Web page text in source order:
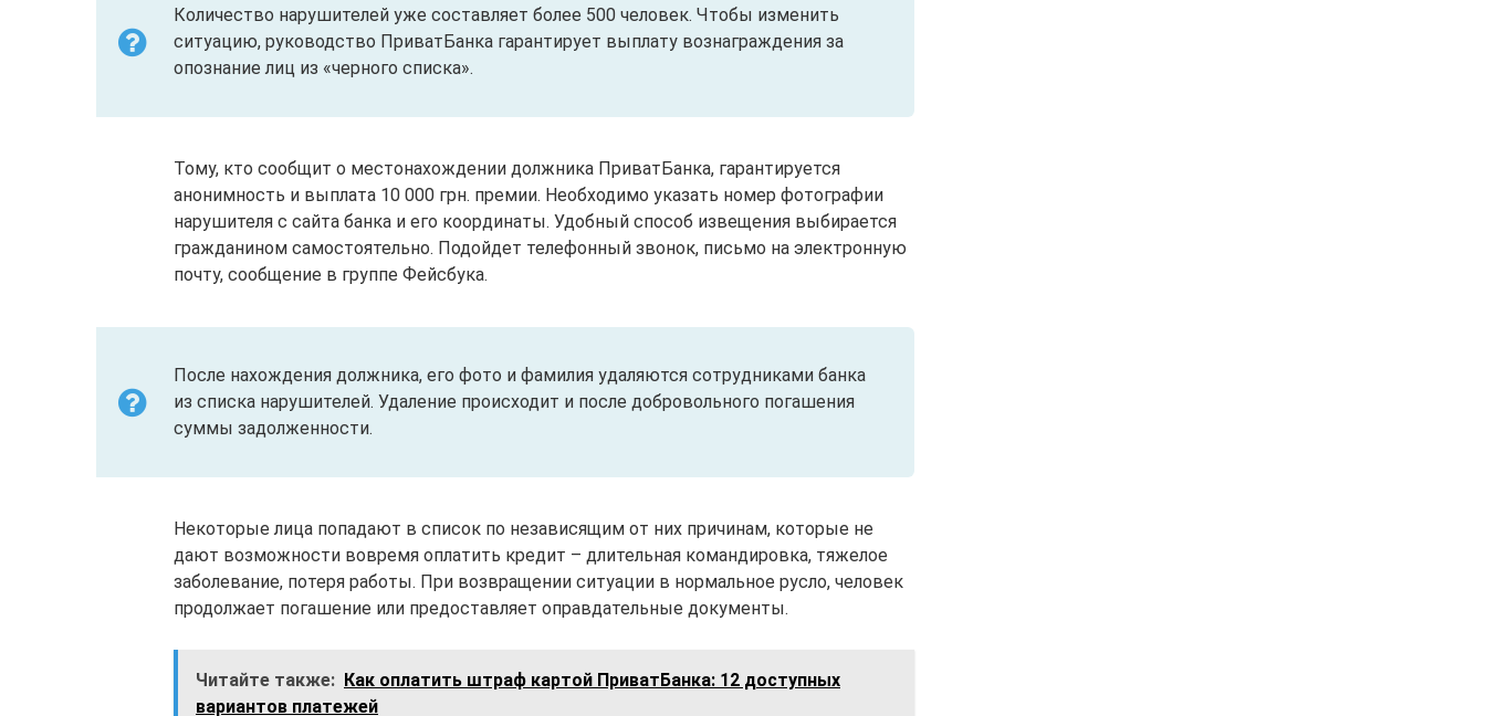
Количество нарушителей уже составляет более 500 человек. Чтобы изменить
ситуацию, руководство ПриватБанка гарантирует выплату вознаграждения за
опознание лиц из «черного списка».
Тому, кто сообщит о местонахождении должника ПриватБанка, гарантируется
анонимность и выплата 10 000 грн. премии. Необходимо указать номер фотографии
нарушителя с сайта банка и его координаты. Удобный способ извещения выбирается
гражданином самостоятельно. Подойдет телефонный звонок, письмо на электронную
почту, сообщение в группе Фейсбука.
После нахождения должника, его фото и фамилия удаляются сотрудниками банка
из списка нарушителей. Удаление происходит и после добровольного погашения
суммы задолженности.
Некоторые лица попадают в список по независящим от них причинам, которые не
дают возможности вовремя оплатить кредит – длительная командировка, тяжелое
заболевание, потеря работы. При возвращении ситуации в нормальное русло, человек
продолжает погашение или предоставляет оправдательные документы.
Читайте также: Как оплатить штраф картой ПриватБанка: 12 доступных
вариантов платежей